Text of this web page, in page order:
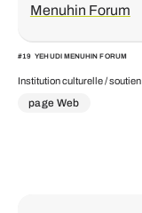
#19 YEHUDI MENUHIN FORUM
Institution culturelle / soutien
page Web